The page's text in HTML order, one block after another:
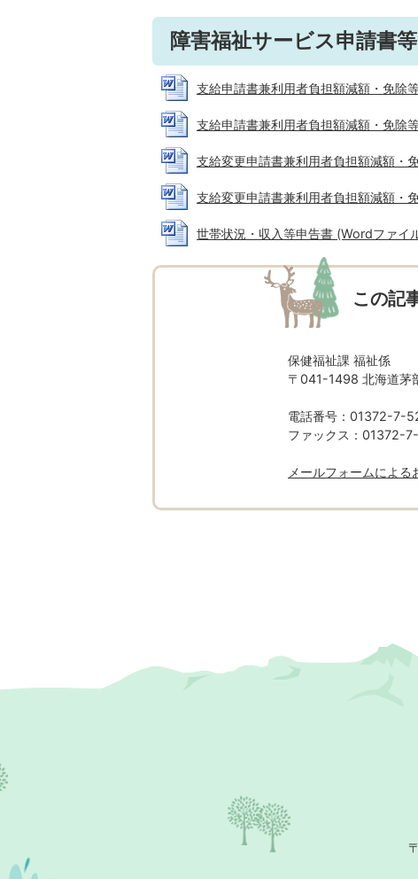
障害福祉サービス申請書等
支給申請書兼利用者負担額減額・免除
支給申請書兼利用者負担額減額・免除
支給変更申請書兼利用者負担額減額・
支給変更申請書兼利用者負担額減額・
世帯状況・収入等申告書 (Wordファイ
この記
保健福祉課 福祉係
〒041-1498 北海道茅
電話番号：01372-7-
ファックス：01372-
メールフォームによる